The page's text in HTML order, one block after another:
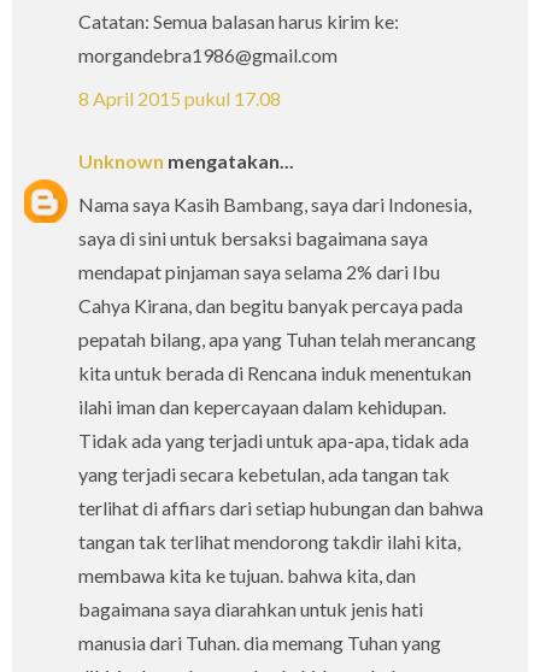
Catatan: Semua balasan harus kirim ke:
morgandebra1986@gmail.com
8 April 2015 pukul 17.08
Unknown mengatakan...
Nama saya Kasih Bambang, saya dari Indonesia,
saya di sini untuk bersaksi bagaimana saya
mendapat pinjaman saya selama 2% dari Ibu
Cahya Kirana, dan begitu banyak percaya pada
pepatah bilang, apa yang Tuhan telah merancang
kita untuk berada di Rencana induk menentukan
ilahi iman dan kepercayaan dalam kehidupan.
Tidak ada yang terjadi untuk apa-apa, tidak ada
yang terjadi secara kebetulan, ada tangan tak
terlihat di affiars dari setiap hubungan dan bahwa
tangan tak terlihat mendorong takdir ilahi kita,
membawa kita ke tujuan. bahwa kita, dan
bagaimana saya diarahkan untuk jenis hati
manusia dari Tuhan. dia memang Tuhan yang